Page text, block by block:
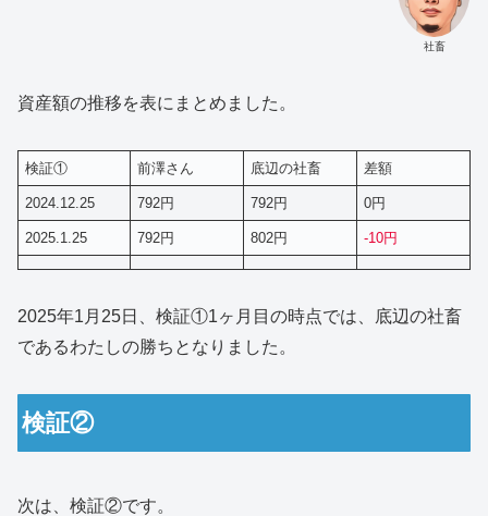
社畜
資産額の推移を表にまとめました。
検証① 前澤さん 底辺の社畜 差額
2024.12.25 792円 792円 0円
2025.1.25 792円 802円 -10円
2025年1月25日、検証①1ヶ月目の時点では、底辺の社畜
であるわたしの勝ちとなりました。
検証②
次は、検証②です。